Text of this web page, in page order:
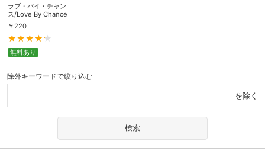
ラブ・バイ・チャン
ス/Love By Chance
￥ 220
無料あり
除外キーワードで絞り込む
を除く